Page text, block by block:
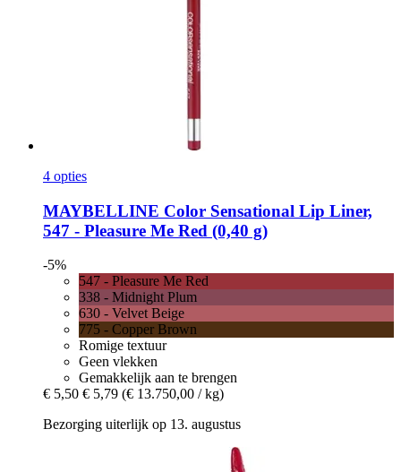
4 opties
MAYBELLINE Color Sensational Lip Liner,
547 -​ Pleasure Me Red (0,40 g)
-5%
547 - Pleasure Me Red
338 - Midnight Plum
630 - Velvet Beige
775 - Copper Brown
Romige textuur
Geen vlekken
Gemakkelijk aan te brengen
€ 5,50 € 5,79 (€ 13.750,00 / kg)
Bezorging uiterlijk op 13. augustus